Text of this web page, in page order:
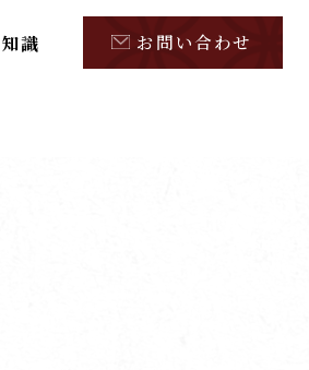
識 お問い合わせ